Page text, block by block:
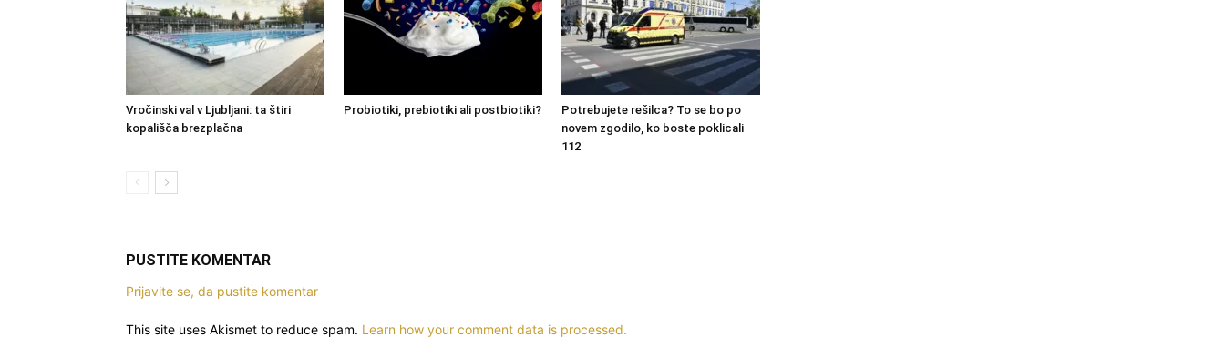
Vročinski val v Ljubljani: ta štiri
kopališča brezplačna
Probiotiki, prebiotiki ali postbiotiki?
Potrebujete rešilca? To se bo po
novem zgodilo, ko boste poklicali
112
PUSTITE KOMENTAR
Prijavite se, da pustite komentar
This site uses Akismet to reduce spam. Learn how your comment data is processed.